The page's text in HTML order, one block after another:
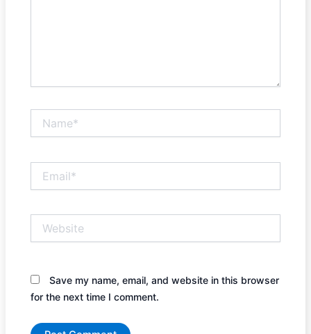
Save my name, email, and website in this browser
for the next time I comment.